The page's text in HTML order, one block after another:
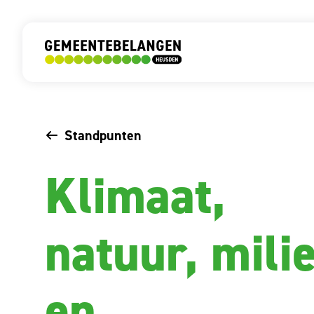
Facebook
LinkedIn
YouTube
Instagram
Standpunten
Klimaat,
natuur,